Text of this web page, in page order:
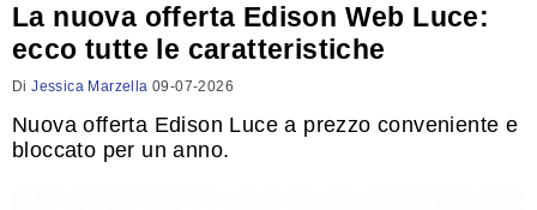
La nuova offerta Edison Web Luce:
ecco tutte le caratteristiche
DiJessica Marzella 09-07-2026
Nuova offerta Edison Luce a prezzo conveniente e
bloccato per un anno.